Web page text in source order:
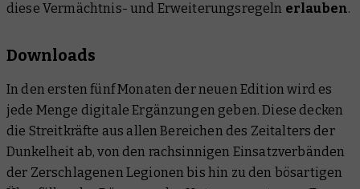
diese Vermächtnis- und Erweiterungsregeln erlauben.
Downloads
In den ersten fünf Monaten der neuen Edition wird es
jede Menge digitale Ergänzungen geben. Diese decken
die Streitkräfte aus allen Bereichen des Zeitalters der
Dunkelheit ab, von den rachsinnigen Einsatzverbänden
der Zerschlagenen Legionen bis hin zu den bösartigen